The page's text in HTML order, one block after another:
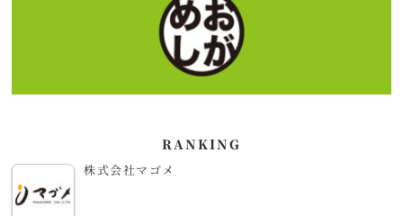
RANKING
株式会社マゴメ